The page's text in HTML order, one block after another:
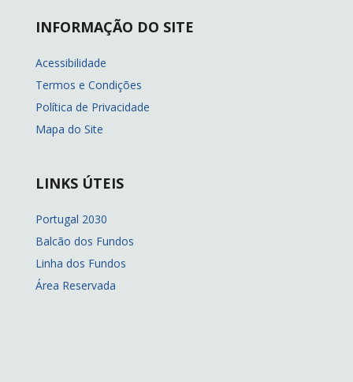
INFORMAÇÃO DO SITE
Acessibilidade
Termos e Condições
Política de Privacidade
Mapa do Site
LINKS ÚTEIS
Portugal 2030
Balcão dos Fundos
Linha dos Fundos
Área Reservada